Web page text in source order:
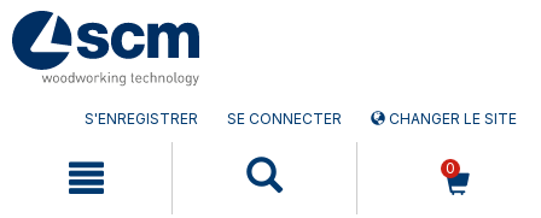
Aller
au
contenu
Menu
sauter
S'ENREGISTRER SE CONNECTER CHANGER LE SITE
0